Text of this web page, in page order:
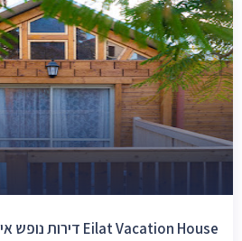
Eilat Vacation House דירות נופש אילת